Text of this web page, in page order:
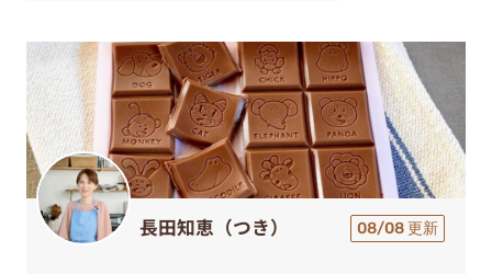
長田知恵（つき） 08/08 更新